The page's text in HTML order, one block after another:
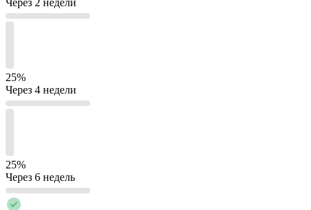
25%
Через 4 недели
25%
Через 6 недель